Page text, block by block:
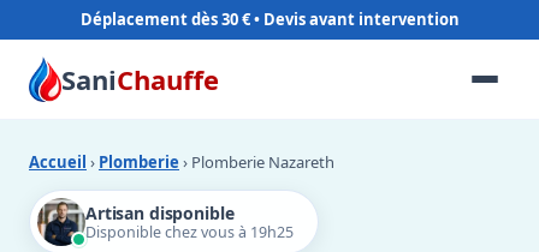
Déplacement dès 30 €
SaniChauffe
Accueil › Plomberie › Plomberie Nazareth
Artisan disponible
Disponible chez vous à 19h25